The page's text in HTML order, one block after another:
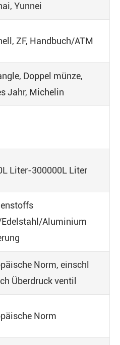
Yunnei
ZF, Handbuch/ATM
Doppel münze,
Jahr, Michelin
Liter-300000L Liter
Aluminium
Norm, einschl
Überdruck ventil
Norm